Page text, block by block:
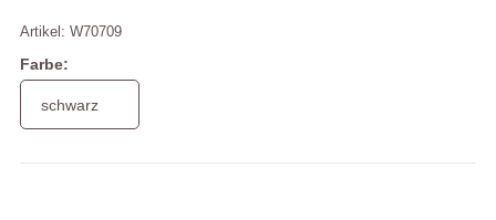
Artikel: W70709
Farbe: